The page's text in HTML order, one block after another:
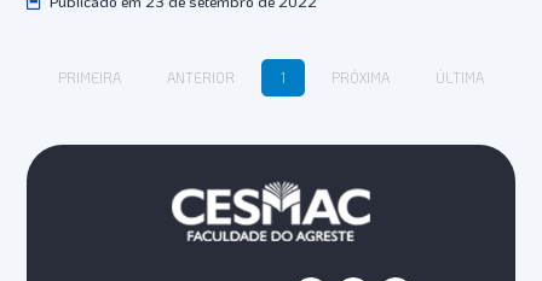
PRIMEIRA ANTERIOR 1 PRÓXIMA ÚLTIMA